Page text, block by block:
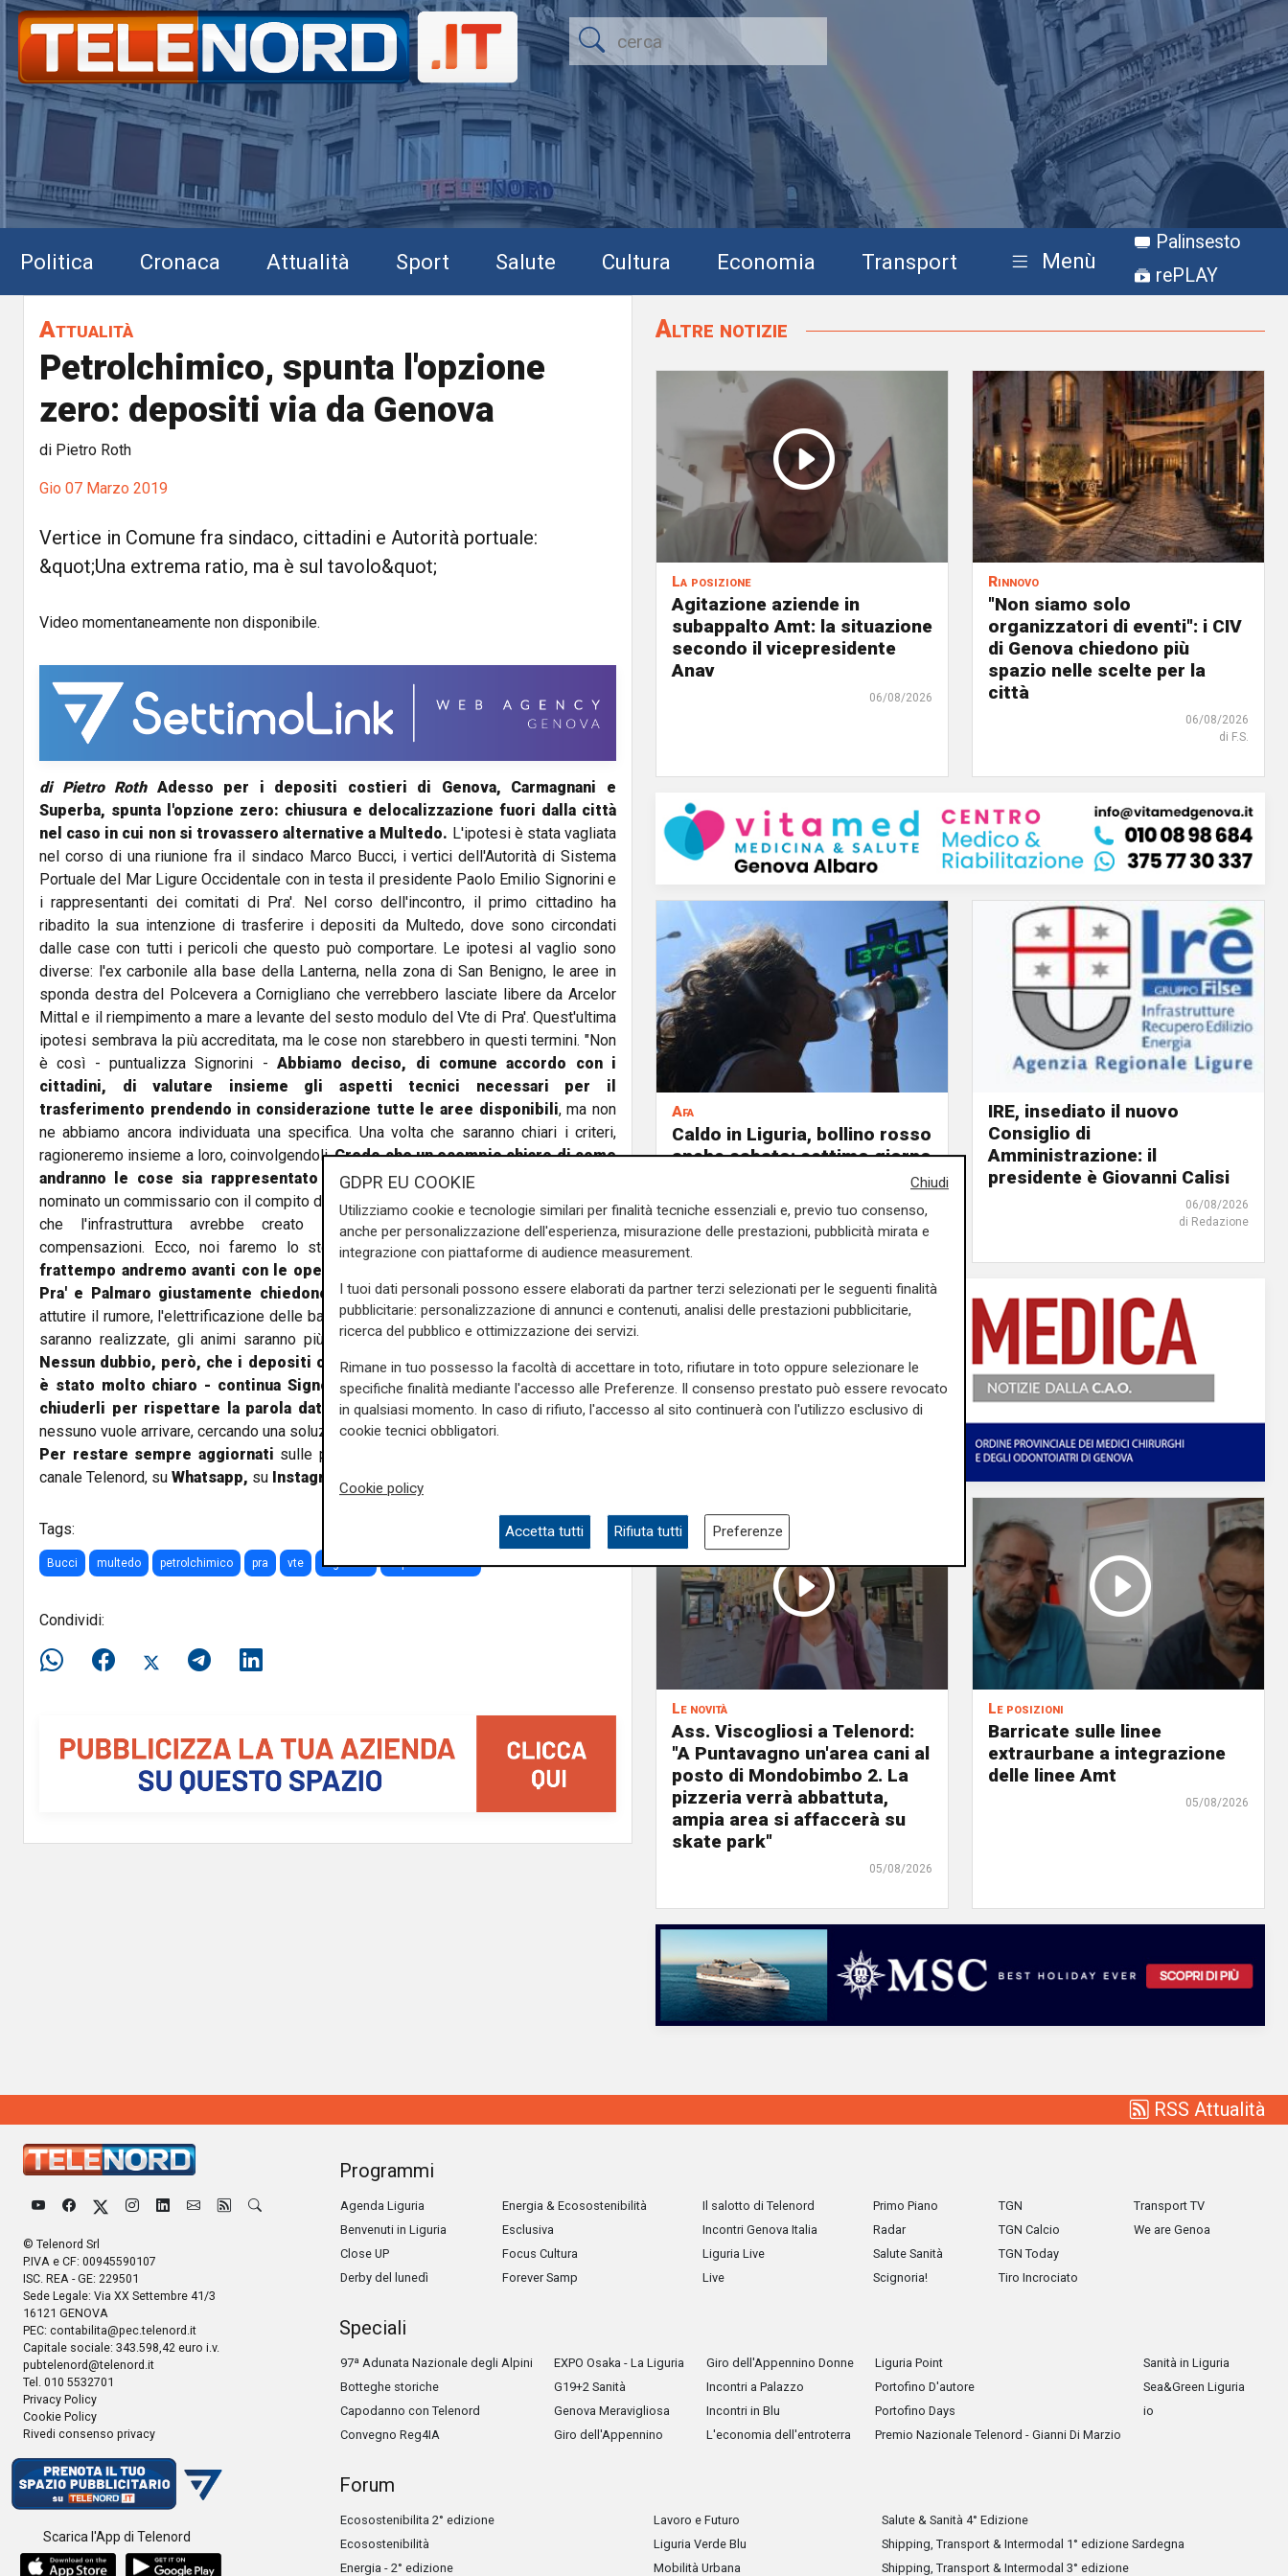
Politica Cronaca Attualità Sport Salute Cultura Economia Transport Menù
Palinsesto
rePLAY
Attualità
Petrolchimico, spunta l'opzione
zero: depositi via da Genova
di Pietro Roth
Gio 07 Marzo 2019
Vertice in Comune fra sindaco, cittadini e Autorità portuale:
&quot;Una extrema ratio, ma è sul tavolo&quot;
Video momentaneamente non disponibile.
di Pietro Roth Adesso per i depositi costieri di Genova, Carmagnani e
Superba, spunta l'opzione zero: chiusura e delocalizzazione fuori dalla città
nel caso in cui non si trovassero alternative a Multedo. L'ipotesi è stata vagliata
nel corso di una riunione fra il sindaco Marco Bucci, i vertici dell'Autorità di Sistema
Portuale del Mar Ligure Occidentale con in testa il presidente Paolo Emilio Signorini e
i rappresentanti dei comitati di Pra'. Nel corso dell'incontro, il primo cittadino ha
ribadito la sua intenzione di trasferire i depositi da Multedo, dove sono circondati
dalle case con tutti i pericoli che questo può comportare. Le ipotesi al vaglio sono
diverse: l'ex carbonile alla base della Lanterna, nella zona di San Benigno, le aree in
sponda destra del Polcevera a Cornigliano che verrebbero lasciate libere da Arcelor
Mittal e il riempimento a mare a levante del sesto modulo del Vte di Pra'. Quest'ultima
ipotesi sembrava la più accreditata, ma le cose non starebbero in questi termini. "Non
è così - puntualizza Signorini - Abbiamo deciso, di comune accordo con i
cittadini, di valutare insieme gli aspetti tecnici necessari per il
trasferimento prendendo in considerazione tutte le aree disponibili, ma non
ne abbiamo ancora individuata una specifica. Una volta che saranno chiari i criteri,
ragioneremo insieme a loro, coinvolgendoli.Credo che un esempio chiaro di come
andranno le cose sia rappresentato dal Terzo Valico.In quel caso è stato
nominato un commissario con il compito di rapportarsi ai cittadini in merito ai problemi
che l'infrastruttura avrebbe creato sul territorio, individuando le relative
compensazioni. Ecco, noi faremo lo stesso individuando un "mediatore".E nel
frattempo andremo avanti con le opere di compensazione che i residenti di
Pra' e Palmaro giustamente chiedono
: le "dune" davanti alla zona portuale per
attutire il rumore, l'elettrificazione delle banchine e via dicendo. Quando queste opere
saranno realizzate, gli animi saranno più calmi e si potrà ragionare tutti insieme".
Nessun dubbio, però, che i depositi costieri lasceranno Multedo. "Il sindaco
è stato molto chiaro - continua Signorini - mettendo sul piatto l'ipotesi di
chiuderli per rispettare la parola data.
Si tratta però di una extrema ratio a cui
nessuno vuole arrivare, cercando una soluzione alternativa".
Per restare sempre aggiornati sulle principali notizie sulla Liguria seguiteci sul
canale Telenord, su Whatsapp, su Instagram
Tags:
Bucci multedo petrolchimico pra vte signorini depositi costieri
Condividi:
Altre notizie
La posizione
Agitazione aziende in
subappalto Amt: la situazione
secondo il vicepresidente
Anav
06/08/2026
Rinnovo
"Non siamo solo
organizzatori di eventi": i CIV
di Genova chiedono più
spazio nelle scelte per la
città
06/08/2026
di F.S.
Afa
Caldo in Liguria, bollino rosso
anche sabato: settimo giorno
06/08/2026
IRE, insediato il nuovo
Consiglio di
Amministrazione: il
presidente è Giovanni Calisi
06/08/2026
di Redazione
Le novità
Ass. Viscogliosi a Telenord:
"A Puntavagno un'area cani al
posto di Mondobimbo 2. La
pizzeria verrà abbattuta,
ampia area si affaccerà su
skate park"
05/08/2026
Le posizioni
Barricate sulle linee
extraurbane a integrazione
delle linee Amt
05/08/2026
RSS Attualità
© Telenord Srl
P.IVA e CF: 00945590107
ISC. REA - GE: 229501
Sede Legale: Via XX Settembre 41/3
16121 GENOVA
PEC: contabilita@pec.telenord.it
Capitale sociale: 343.598,42 euro i.v.
pubtelenord@telenord.it
Tel. 010 5532701
Privacy Policy
Cookie Policy
Rivedi consenso privacy
Scarica l'App di Telenord
Programmi
Agenda Liguria
Benvenuti in Liguria
Close UP
Derby del lunedì
Energia & Ecosostenibilità
Esclusiva
Focus Cultura
Forever Samp
Il salotto di Telenord
Incontri Genova Italia
Liguria Live
Live
Primo Piano
Radar
Salute Sanità
Scignoria!
TGN
TGN Calcio
TGN Today
Tiro Incrociato
Transport TV
We are Genoa
Speciali
97ª Adunata Nazionale degli Alpini
Botteghe storiche
Capodanno con Telenord
Convegno Reg4IA
EXPO Osaka - La Liguria
G19+2 Sanità
Genova Meravigliosa
Giro dell'Appennino
Giro dell'Appennino Donne
Incontri a Palazzo
Incontri in Blu
L'economia dell'entroterra
Liguria Point
Portofino D'autore
Portofino Days
Premio Nazionale Telenord - Gianni Di Marzio
Sanità in Liguria
Sea&Green Liguria
io
Forum
Ecosostenibilita 2° edizione
Ecosostenibilità
Energia - 2° edizione
Lavoro e Futuro
Liguria Verde Blu
Mobilità Urbana
Salute & Sanità 4° Edizione
Shipping, Transport & Intermodal 1° edizione Sardegna
Shipping, Transport & Intermodal 3° edizione
Chiudi
GDPR EU COOKIE
Utilizziamo cookie e tecnologie similari per finalità tecniche essenziali e, previo tuo consenso,
anche per personalizzazione dell'esperienza, misurazione delle prestazioni, pubblicità mirata e
integrazione con piattaforme di audience measurement.
I tuoi dati personali possono essere elaborati da partner terzi selezionati per le seguenti finalità
pubblicitarie: personalizzazione di annunci e contenuti, analisi delle prestazioni pubblicitarie,
ricerca del pubblico e ottimizzazione dei servizi.
Rimane in tuo possesso la facoltà di accettare in toto, rifiutare in toto oppure selezionare le
specifiche finalità mediante l'accesso alle Preferenze. Il consenso prestato può essere revocato
in qualsiasi momento. In caso di rifiuto, l'accesso al sito continuerà con l'utilizzo esclusivo di
cookie tecnici obbligatori.
Cookie policy
Accetta tutti Rifiuta tutti Preferenze